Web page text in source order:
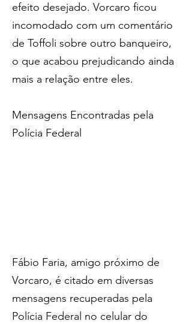
efeito desejado. Vorcaro ficou
incomodado com um comentário
de Toffoli sobre outro banqueiro,
o que acabou prejudicando ainda
mais a relação entre eles.
Mensagens Encontradas pela
Polícia Federal
Fábio Faria, amigo próximo de
Vorcaro, é citado em diversas
mensagens recuperadas pela
Polícia Federal no celular do